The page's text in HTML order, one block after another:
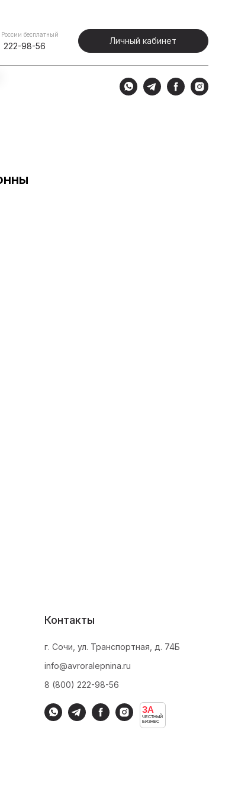
России бесплатный
222-98-56
Личный кабинет
Личный кабинет
Контакты
г. Сочи, ул. Транспортная, д. 74Б
info@avroralepnina.ru
8 (800) 222-98-56
ЗА
ЧЕСТНЫЙ
БИЗНЕС